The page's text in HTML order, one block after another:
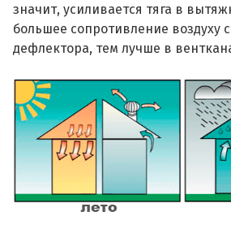
значит, усиливается тяга в
большее сопротивление воздуху
дефлектора, тем лучше в